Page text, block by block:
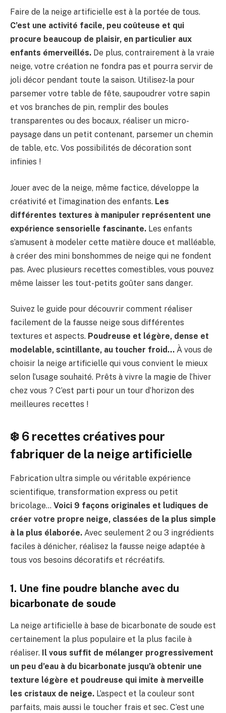
Faire de la neige artificielle est à la portée de tous.
C’est une activité facile, peu coûteuse et qui
procure beaucoup de plaisir, en particulier aux
enfants émerveillés. De plus, contrairement à la vraie
neige, votre création ne fondra pas et pourra servir de
joli décor pendant toute la saison. Utilisez-la pour
parsemer votre table de fête, saupoudrer votre sapin
et vos branches de pin, remplir des boules
transparentes ou des bocaux, réaliser un micro-
paysage dans un petit contenant, parsemer un chemin
de table, etc. Vos possibilités de décoration sont
infinies !
Jouer avec de la neige, même factice, développe la
créativité et l’imagination des enfants. Les
différentes textures à manipuler représentent une
expérience sensorielle fascinante. Les enfants
s’amusent à modeler cette matière douce et malléable,
à créer des mini bonshommes de neige qui ne fondent
pas. Avec plusieurs recettes comestibles, vous pouvez
même laisser les tout-petits goûter sans danger.
Suivez le guide pour découvrir comment réaliser
facilement de la fausse neige sous différentes
textures et aspects. Poudreuse et légère, dense et
modelable, scintillante, au toucher froid… À vous de
choisir la neige artificielle qui vous convient le mieux
selon l’usage souhaité. Prêts à vivre la magie de l’hiver
chez vous ? C’est parti pour un tour d’horizon des
meilleures recettes !
❄️ 6 recettes créatives pour
fabriquer de la neige artificielle
Fabrication ultra simple ou véritable expérience
scientifique, transformation express ou petit
bricolage… Voici 9 façons originales et ludiques de
créer votre propre neige, classées de la plus simple
à la plus élaborée. Avec seulement 2 ou 3 ingrédients
faciles à dénicher, réalisez la fausse neige adaptée à
tous vos besoins décoratifs et récréatifs.
1. Une fine poudre blanche avec du
bicarbonate de soude
La neige artificielle à base de bicarbonate de soude est
certainement la plus populaire et la plus facile à
réaliser. Il vous suffit de mélanger progressivement
un peu d’eau à du bicarbonate jusqu’à obtenir une
texture légère et poudreuse qui imite à merveille
les cristaux de neige. L’aspect et la couleur sont
parfaits, mais aussi le toucher frais et sec. C’est une